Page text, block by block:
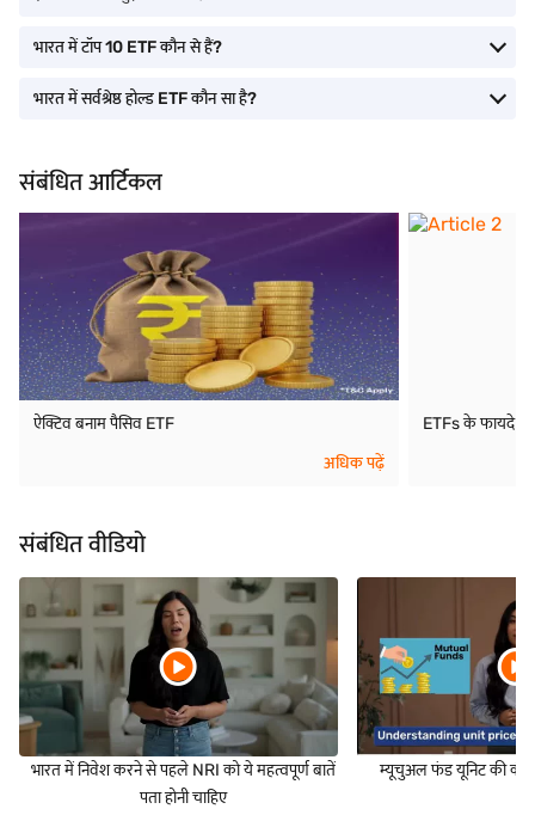
भारत में टॉप 10 ETF कौन से हैं?
भारत में सर्वश्रेष्ठ होल्ड ETF कौन सा है?
संबंधित आर्टिकल
ऐक्टिव बनाम पैसिव ETF
अधिक पढ़ें
ETFs के फायदे
संबंधित वीडियो
भारत में निवेश करने से पहले NRI को ये महत्वपूर्ण बातें
पता होनी चाहिए
म्यूचुअल फंड यूनिट की